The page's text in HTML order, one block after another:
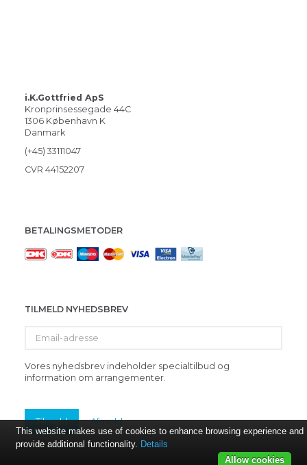
i.K.Gottfried ApS
Kronprinsessegade 44C
1306 København K
Danmark
(+45) 33111047
CVR 44152207
BETALINGSMETODER
TILMELD NYHEDSBREV
adresse
Vores nyhedsbrev indeholder specialtilbud og
information om arrangementer.
Tilmeld Afmeld
This website makes use of cookies to enhance browsing experience and
provide additional functionality. Details
Allow cookies